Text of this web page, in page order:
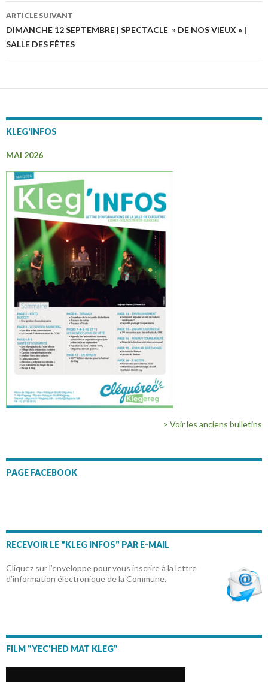
des
articles
ARTICLE SUIVANT
DIMANCHE 12 SEPTEMBRE | SPECTACLE » DE NOS VIEUX » |
SALLE DES FÊTES
KLEG'INFOS
MAI 2026
> Voir les anciens bulletins
PAGE FACEBOOK
RECEVOIR LE "KLEG INFOS" PAR E-MAIL
Cliquez sur l’enveloppe pour vous inscrire à la lettre
d’information électronique de la Commune.
FILM "YEC'HED MAT KLEG"